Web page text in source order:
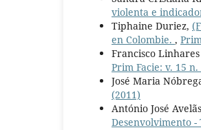
violenta e
Tiphaine Duriez,
en Colombie. ,
Francisco
Prim Facie: v. 15
José Maria
(2011)
António José
Desenvolvimento -